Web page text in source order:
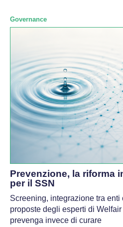
Governance
Prevenzione, la riforma
per il SSN
Screening, integrazione tra
proposte degli esperti di
prevenga invece di curare